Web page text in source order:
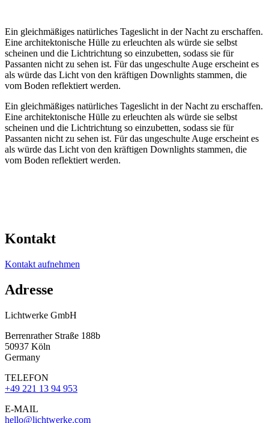
Ein gleichmäßiges natürliches Tageslicht in der Nacht zu erschaffen.
Eine architektonische Hülle zu erleuchten als würde sie selbst
scheinen und die Lichtrichtung so einzubetten, sodass sie für
Passanten nicht zu sehen ist. Für das ungeschulte Auge erscheint es
als würde das Licht von den kräftigen Downlights stammen, die
vom Boden reflektiert werden.
Ein gleichmäßiges natürliches Tageslicht in der Nacht zu erschaffen.
Eine architektonische Hülle zu erleuchten als würde sie selbst
scheinen und die Lichtrichtung so einzubetten, sodass sie für
Passanten nicht zu sehen ist. Für das ungeschulte Auge erscheint es
als würde das Licht von den kräftigen Downlights stammen, die
vom Boden reflektiert werden.
Kontakt
Kontakt aufnehmen
Adresse
Lichtwerke GmbH
Berrenrather Straße 188b
50937 Köln
Germany
TELEFON
+49 221 13 94 953
E-MAIL
hello@lichtwerke.com